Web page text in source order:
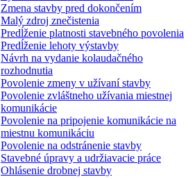
Zmena stavby pred dokončením
Malý zdroj znečistenia
Predĺženie platnosti stavebného povolenia
Predĺženie lehoty výstavby
Návrh na vydanie kolaudačného
rozhodnutia
Povolenie zmeny v užívaní stavby
Povolenie zvláštneho užívania miestnej
komunikácie
Povolenie na pripojenie komunikácie na
miestnu komunikáciu
Povolenie na odstránenie stavby
Stavebné úpravy a udržiavacie práce
Ohlásenie drobnej stavby